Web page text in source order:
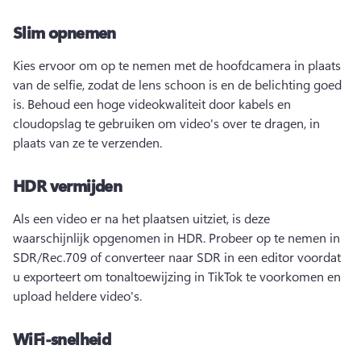
Slim opnemen
Kies ervoor om op te nemen met de hoofdcamera in plaats
van de selfie, zodat de lens schoon is en de belichting goed
is. Behoud een hoge videokwaliteit door kabels en
cloudopslag te gebruiken om video's over te dragen, in
plaats van ze te verzenden.
HDR vermijden
Als een video er na het plaatsen uitziet, is deze
waarschijnlijk opgenomen in HDR. Probeer op te nemen in
SDR/Rec.709 of converteer naar SDR in een editor voordat
u exporteert om tonaltoewijzing in TikTok te voorkomen en
upload heldere video's.
WiFi-snelheid